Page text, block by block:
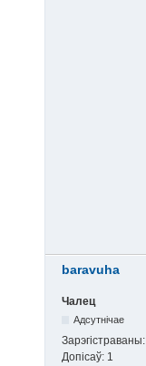
baravuha
Чалец
Адсутнічае
Зарэгістраваны:
Допісаў: 1